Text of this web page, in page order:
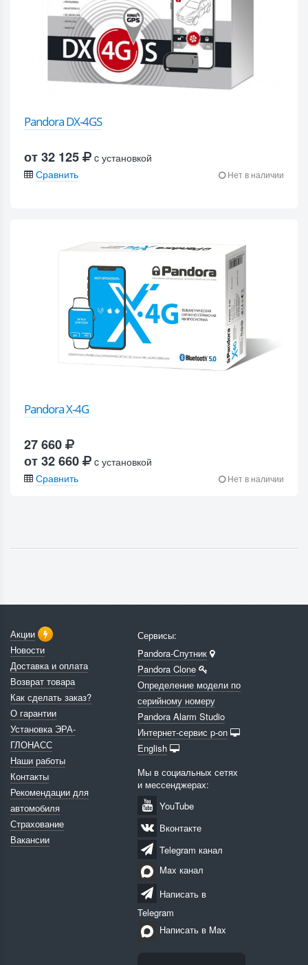
Pandora DX-4GS
от 32 125
c установкой
Сравнить
Нет в наличии
Pandora X-4G
27 660
от 32 660
c установкой
Сравнить
Нет в наличии
Акции
Новости
Доставка и оплата
Возврат товара
Как сделать заказ?
О гарантии
Установка ЭРА-
ГЛОНАСС
Наши работы
Контакты
Рекомендации для
автомобиля
Страхование
Вакансии
Сервисы:
Pandora-Спутник
Pandora Clone
Определение модели по
серийному номеру
Pandora Alarm Studio
Интернет-сервис p-on
English
Мы в социальных сетях
и мессенджерах:
YouTube
Вконтакте
Telegram канал
Max канал
Написать в
Telegram
Написать в Max